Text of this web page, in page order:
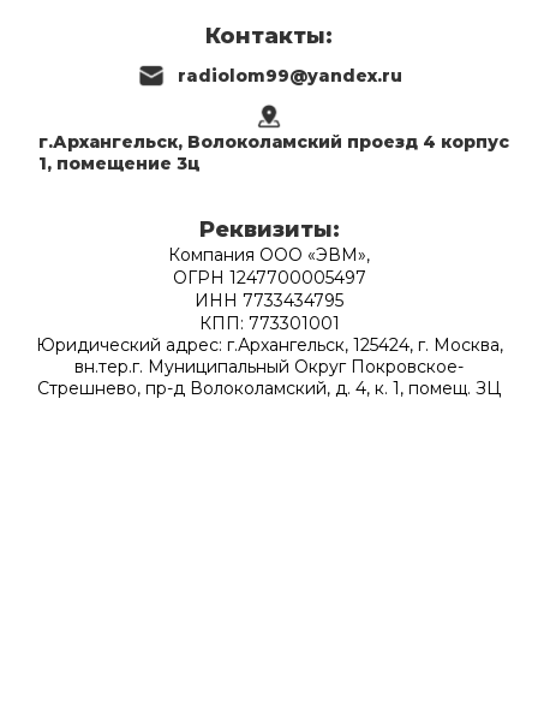
Контакты:
radiolom99@yandex.ru
г.Архангельск, Волоколамский проезд 4 корпус
1, помещение 3ц
Реквизиты:
Компания ООО «ЭВМ»,
ОГРН 1247700005497
ИНН 7733434795
КПП: 773301001
Юридический адрес: г.Архангельск, 125424, г. Москва,
вн.тер.г. Муниципальный Округ Покровское-
Стрешнево, пр-д Волоколамский, д. 4, к. 1, помещ. ЗЦ